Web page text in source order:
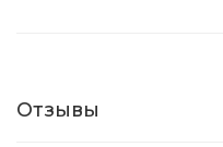
Отзывы